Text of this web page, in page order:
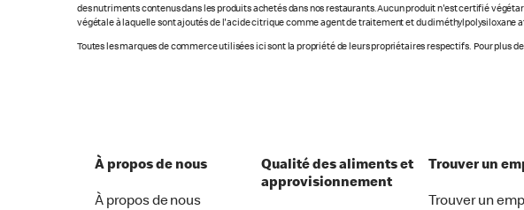
des nutriments contenus dans les produits achetés dans nos restaurants. Aucun produit n'est certifié
végétale à laquelle sont ajoutés de l'acide citrique comme agent de traitement et du diméthylpolysiloxane
Toutes les marques de commerce utilisées ici sont la propriété de leurs propriétaires respectifs. Pour plus
À propos de nous
À propos de nous
Qualité des aliments et
approvisionnement
Trouver un
Trouver un